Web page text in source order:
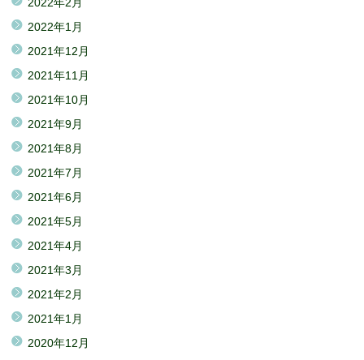
2022年2月
2022年1月
2021年12月
2021年11月
2021年10月
2021年9月
2021年8月
2021年7月
2021年6月
2021年5月
2021年4月
2021年3月
2021年2月
2021年1月
2020年12月